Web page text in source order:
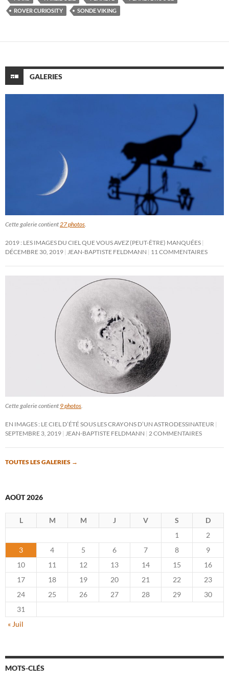
ROVER CURIOSITY
SONDE VIKING
GALERIES
Cette galerie contient27 photos.
2019 : LES IMAGES DU CIEL QUE VOUS AVEZ (PEUT-ÊTRE) MANQUÉES
DÉCEMBRE 30, 2019 JEAN-BAPTISTE FELDMANN 11 COMMENTAIRES
Cette galerie contient 9 photos.
EN IMAGES : LE CIEL D’ÉTÉ SOUS LES CRAYONS D’UN ASTRODESSINATEUR
SEPTEMBRE 3, 2019 JEAN-BAPTISTE FELDMANN 2 COMMENTAIRES
TOUTES LES GALERIES →
AOÛT 2026
L M M J V S
D
1
2
3
4 5 6 7 8
9
10
11 12 13 14 15
16
17
18 19 20 21 22
23
24
25 26 27 28 29
30
31
« Juil
MOTS-CLÉS